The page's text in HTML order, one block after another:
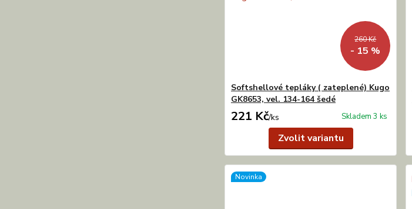
260 Kč
- 15 %
Softshellové tepláky ( zateplené) Kugo
GK8653, vel. 134-164 šedé
221 Kč/ks Skladem 3 ks
Zvolit variantu
Novinka